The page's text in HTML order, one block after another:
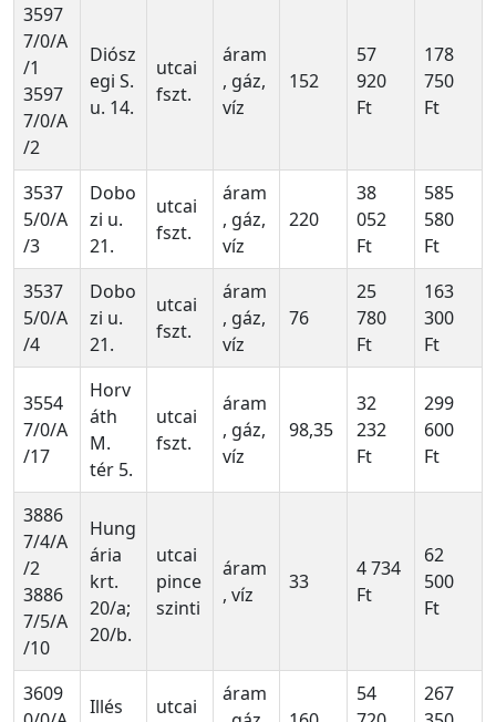
3597
7/0/A
/1
3597
7/0/A
/2
Diósz
egi S.
u. 14.
utcai
fszt.
áram
, gáz,
víz
152
57
920
Ft
178
750
Ft
3537
5/0/A
/3
Dobo
zi u.
21.
utcai
fszt.
áram
, gáz,
víz
220
38
052
Ft
585
580
Ft
3537
5/0/A
/4
Dobo
zi u.
21.
utcai
fszt.
áram
, gáz,
víz
76
25
780
Ft
163
300
Ft
3554
7/0/A
/17
Horv
áth
M.
tér 5.
utcai
fszt.
áram
, gáz,
víz
98,35
32
232
Ft
299
600
Ft
3886
7/4/A
/2
3886
7/5/A
/10
Hung
ária
krt.
20/a;
20/b.
utcai
pince
szinti
áram
, víz
33
4 734
Ft
62
500
Ft
3609
Illés
utcai
áram
54
267